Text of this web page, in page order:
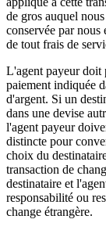
de gros auquel
conservée par nous
de tout frais de
L'agent payeur doit
paiement indiquée
d'argent. Si un
dans une devise
l'agent payeur
distincte pour
choix du
transaction de
destinataire et
responsabilité ou
change étrangère.